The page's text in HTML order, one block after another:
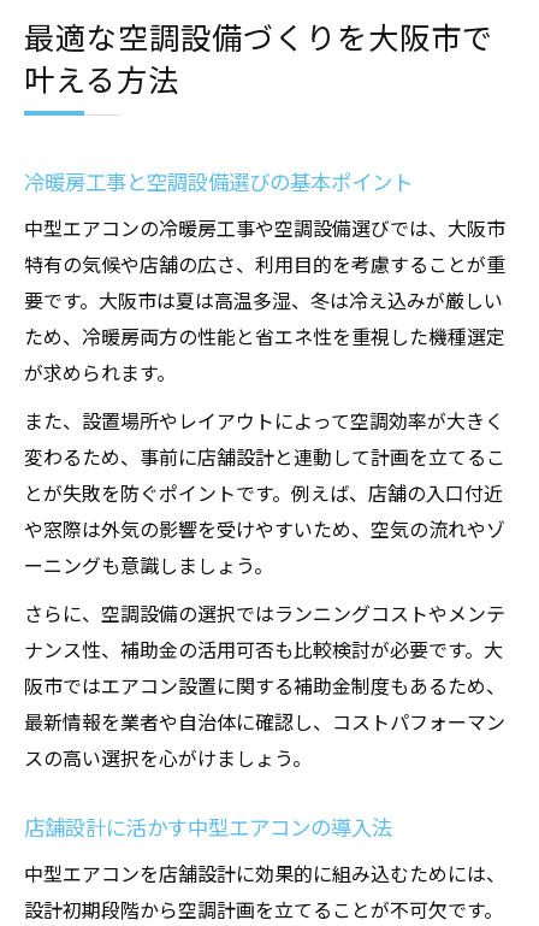
冷暖房工事のポイントと店舗設計の注意点
店舗設計と空調設備の配置で快適空間を実
現
中型エアコン設置時に大切な工事ポイント
大阪市で評判の高い業者の共通点とは
補助金制度を活用した店舗設計の成功例
大阪市で賢く選ぶ中型エアコン設置術
冷暖房工事の見積もり比較で最適な選択を
空調設備と店舗設計の調和が重要な理由
激安業者のリスクと安心な選び方のコツ
即日対応できる業者とその選定ポイント
移設工事を依頼する際の注意点まとめ
空調設備と補助金活用でお得に快適空間
冷暖房工事のコスト削減に補助金を活用
店舗設計と空調設備の最新トレンド解説
補助金申請時に押さえるべきポイント集
空調設備の選び方と補助金情報の探し方
エアコン設置費用を抑える具体的な方法
冷暖房工事でよくある失敗例と対策方法
空調設備導入前に確認したい店舗設計
優良業者選びで安心の空調計画を実現
最適な空調設備づくりを大阪市で
叶える方法
冷暖房工事と空調設備選びの基本ポイント
中型エアコンの冷暖房工事や空調設備選びでは、大阪市
特有の気候や店舗の広さ、利用目的を考慮することが重
要です。大阪市は夏は高温多湿、冬は冷え込みが厳しい
ため、冷暖房両方の性能と省エネ性を重視した機種選定
が求められます。
また、設置場所やレイアウトによって空調効率が大きく
変わるため、事前に店舗設計と連動して計画を立てるこ
とが失敗を防ぐポイントです。例えば、店舗の入口付近
や窓際は外気の影響を受けやすいため、空気の流れやゾ
ーニングも意識しましょう。
さらに、空調設備の選択ではランニングコストやメンテ
ナンス性、補助金の活用可否も比較検討が必要です。大
阪市ではエアコン設置に関する補助金制度もあるため、
最新情報を業者や自治体に確認し、コストパフォーマン
スの高い選択を心がけましょう。
店舗設計に活かす中型エアコンの導入法
中型エアコンを店舗設計に効果的に組み込むためには、
設計初期段階から空調計画を立てることが不可欠です。